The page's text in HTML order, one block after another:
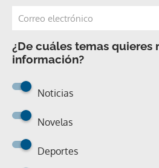
¿De cuáles temas quieres
información?
Noticias
Novelas
Deportes